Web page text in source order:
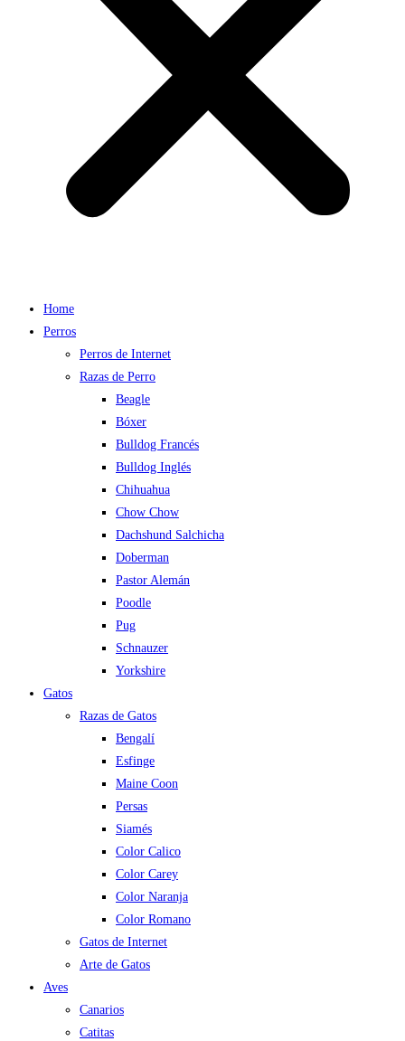
Home
Perros
Perros de Internet
Razas de Perro
Beagle
Bóxer
Bulldog Francés
Bulldog Inglés
Chihuahua
Chow Chow
Dachshund Salchicha
Doberman
Pastor Alemán
Poodle
Pug
Schnauzer
Yorkshire
Gatos
Razas de Gatos
Bengalí
Esfinge
Maine Coon
Persas
Siamés
Color Calico
Color Carey
Color Naranja
Color Romano
Gatos de Internet
Arte de Gatos
Aves
Canarios
Catitas